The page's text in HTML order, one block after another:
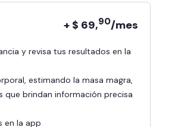
+ $ 69,90/mes
estimando la masa magra,
brindan información precisa
en la app